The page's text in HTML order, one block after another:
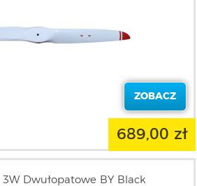
ZOBACZ
689,00 zł
Dwułopatowe BY Black